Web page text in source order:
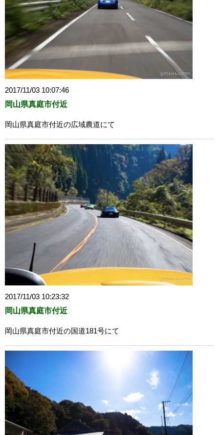
2017/11/03 10:07:46
岡山県真庭市付近
岡山県真庭市付近の広域農道にて
2017/11/03 10:23:32
岡山県真庭市付近
岡山県真庭市付近の国道181号にて